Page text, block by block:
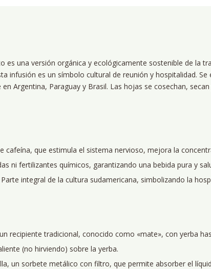
es una versión orgánica y ecológicamente sostenible de la
infusión es un símbolo cultural de reunión y hospitalidad.
Argentina, Paraguay y Brasil. Las hojas se cosechan,
cafeína, que estimula el sistema nervioso, mejora la
ni fertilizantes químicos, garantizando una bebida pura y
Parte integral de la cultura sudamericana, simbolizando la
recipiente tradicional, conocido como «mate», con yerba
(no hirviendo) sobre la yerba.
un sorbete metálico con filtro, que permite absorber el